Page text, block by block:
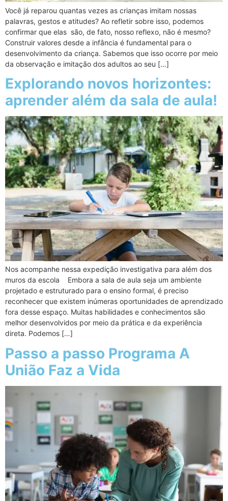
Você já reparou quantas vezes as crianças imitam nossas
palavras, gestos e atitudes? Ao refletir sobre isso, podemos
confirmar que elas são, de fato, nosso reflexo, não é mesmo?
Construir valores desde a infância é fundamental para o
desenvolvimento da criança. Sabemos que isso ocorre por meio
da observação e imitação dos adultos ao seu […]
Explorando novos horizontes:
aprender além da sala de aula!
Nos acompanhe nessa expedição investigativa para além dos
muros da escola Embora a sala de aula seja um ambiente
projetado e estruturado para o ensino formal, é preciso
reconhecer que existem inúmeras oportunidades de aprendizado
fora desse espaço. Muitas habilidades e conhecimentos são
melhor desenvolvidos por meio da prática e da experiência
direta. Podemos […]
Passo a passo Programa A
União Faz a Vida